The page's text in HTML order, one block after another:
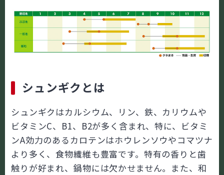
シュンギクとは
シュンギクはカルシウム、リン、鉄、カリウムや
ビタミンC、B1、B2が多く含まれ、特に、ビタミ
ンA効力のあるカロテンはホウレンソウやコマツナ
より多く、食物繊維も豊富です。特有の香りと歯
触りが好まれ、鍋物には欠かせません。また、和